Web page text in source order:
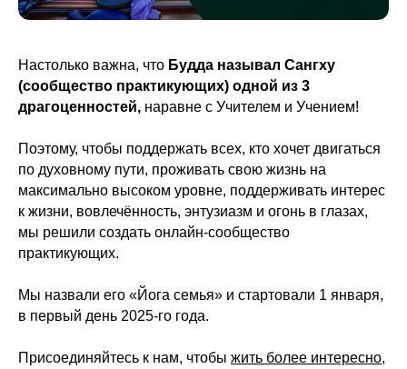
Настолько важна, что Будда называл Сангху
(сообщество практикующих) одной из 3
драгоценностей, наравне с Учителем и Учением!
Поэтому, чтобы поддержать всех, кто хочет двигаться
по духовному пути, проживать свою жизнь на
максимально высоком уровне, поддерживать интерес
к жизни, вовлечённость, энтузиазм и огонь в глазах,
мы решили создать онлайн-сообщество
практикующих.
Мы назвали его «Йога семья» и стартовали 1 января,
в первый день 2025-го года.
Присоединяйтесь к нам, чтобы жить более интересно,